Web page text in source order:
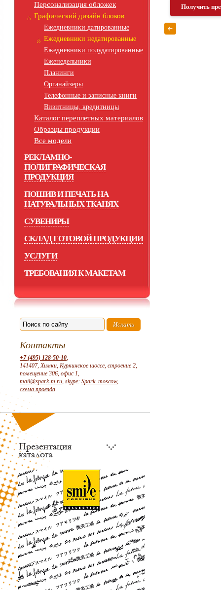
Персонализация обложек
Графический дизайн блоков
Ежедневники датированные
Ежедневники недатированные
Ежедневники полудатированные
Еженедельники
Планинги
Органайзеры
Телефонные и записные книги
Визитницы, кредитницы
Каталог переплетных материалов
Образцы продукции
Все модели
РЕКЛАМНО-
ПОЛИГРАФИЧЕСКАЯ
ПРОДУКЦИЯ
ПОШИВ И ПЕЧАТЬ НА
НАТУРАЛЬНЫХ ТКАНЯХ
СУВЕНИРЫ
СКЛАД ГОТОВОЙ ПРОДУКЦИИ
УСЛУГИ
ТРЕБОВАНИЯ К МАКЕТАМ
Контакты
+7 (495) 128-50-10,
141407, Химки, Куркинское шоссе, строение 2,
помещение 306, офис 1,
mail@spark-m.ru, skype: Spark_moscow,
схема проезда
Получить